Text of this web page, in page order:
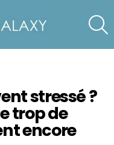
stressé ?
trop de
encore